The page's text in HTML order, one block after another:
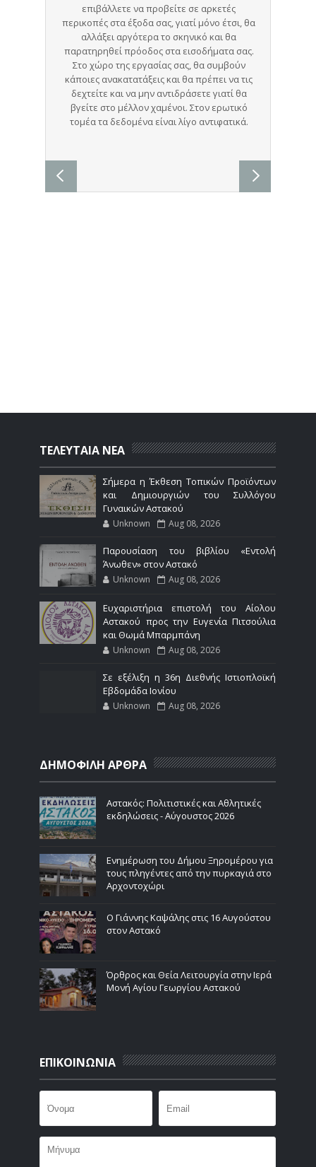
ΤΕΛΕΥΤΑΙΑ ΝΕΑ
Σήμερα η Έκθεση Τοπικών Προϊόντων
και Δημιουργιών του Συλλόγου
Γυναικών Αστακού
Unknown Aug 08, 2026
Παρουσίαση του βιβλίου «Εντολή
Άνωθεν» στον Αστακό
Unknown Aug 08, 2026
Ευχαριστήρια επιστολή του Αίολου
Αστακού προς την Ευγενία Πιτσούλια
και Θωμά Μπαρμπάνη
Unknown Aug 08, 2026
Σε εξέλιξη η 36η Διεθνής Ιστιοπλοϊκή
Εβδομάδα Ιονίου
Unknown Aug 08, 2026
ΔΗΜΟΦΙΛΗ ΑΡΘΡΑ
Αστακός: Πολιτιστικές και Αθλητικές
εκδηλώσεις - Αύγουστος 2026
Ενημέρωση του Δήμου Ξηρομέρου για
τους πληγέντες από την πυρκαγιά στο
Αρχοντοχώρι
Ο Γιάννης Καψάλης στις 16 Αυγούστου
στον Αστακό
Όρθρος και Θεία Λειτουργία στην Ιερά
Μονή Αγίου Γεωργίου Αστακού
ΕΠΙΚΟΙΝΩΝΙΑ